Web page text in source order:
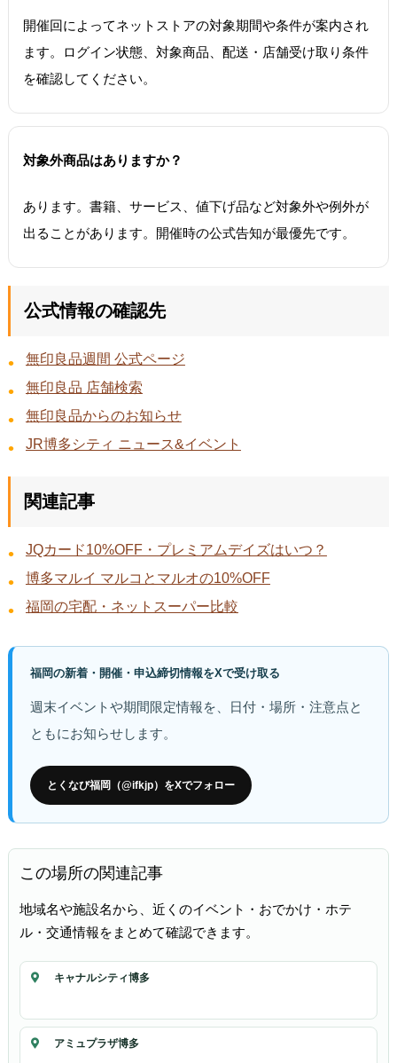
開催回によってネットストアの対象期間や条件が案内され
ます。ログイン状態、対象商品、配送・店舗受け取り条件
を確認してください。
対象外商品はありますか？
あります。書籍、サービス、値下げ品など対象外や例外が
出ることがあります。開催時の公式告知が最優先です。
公式情報の確認先
無印良品週間 公式ページ
無印良品 店舗検索
無印良品からのお知らせ
JR博多シティ ニュース&イベント
関連記事
JQカード10%OFF・プレミアムデイズはいつ？
博多マルイ マルコとマルオの10%OFF
福岡の宅配・ネットスーパー比較
福岡の新着・開催・申込締切情報をXで受け取る
週末イベントや期間限定情報を、日付・場所・注意点と
ともにお知らせします。
とくなび福岡（@ifkjp）をXでフォロー
この場所の関連記事
地域名や施設名から、近くのイベント・おでかけ・ホテ
ル・交通情報をまとめて確認できます。
キャナルシティ博多
アミュプラザ博多